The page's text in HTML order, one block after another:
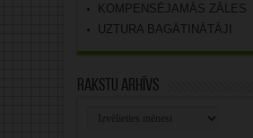
KOMPENSĒJAMĀS ZĀLES
UZTURA BAGĀTINĀTĀJI
Rakstu arhīvs